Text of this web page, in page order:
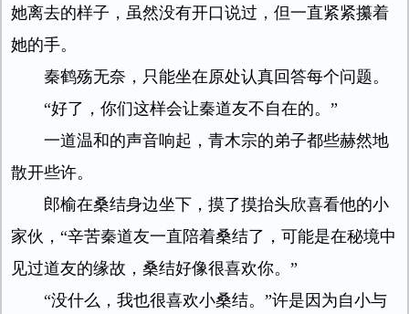
她离去的样子，虽然没有开口说过，但一直紧紧攥着
她的手。
秦鹤殇无奈，只能坐在原处认真回答每个问题。
“好了，你们这样会让秦道友不自在的。”
一道温和的声音响起，青木宗的弟子都些赫然地
散开些许。
郎榆在桑结身边坐下，摸了摸抬头欣喜看他的小
家伙，“辛苦秦道友一直陪着桑结了，可能是在秘境中
见过道友的缘故，桑结好像很喜欢你。”
“没什么，我也很喜欢小桑结。”许是因为自小与